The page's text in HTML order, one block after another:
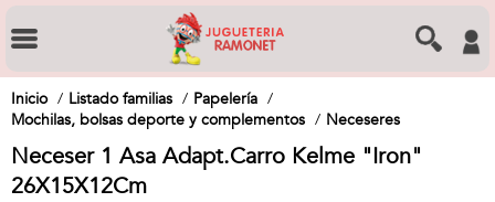
Inicio Listado familias
Papelería
Mochilas, bolsas deporte y complementos
Neceseres
Neceser 1 Asa Adapt.Carro Kelme "Iron"
26X15X12Cm